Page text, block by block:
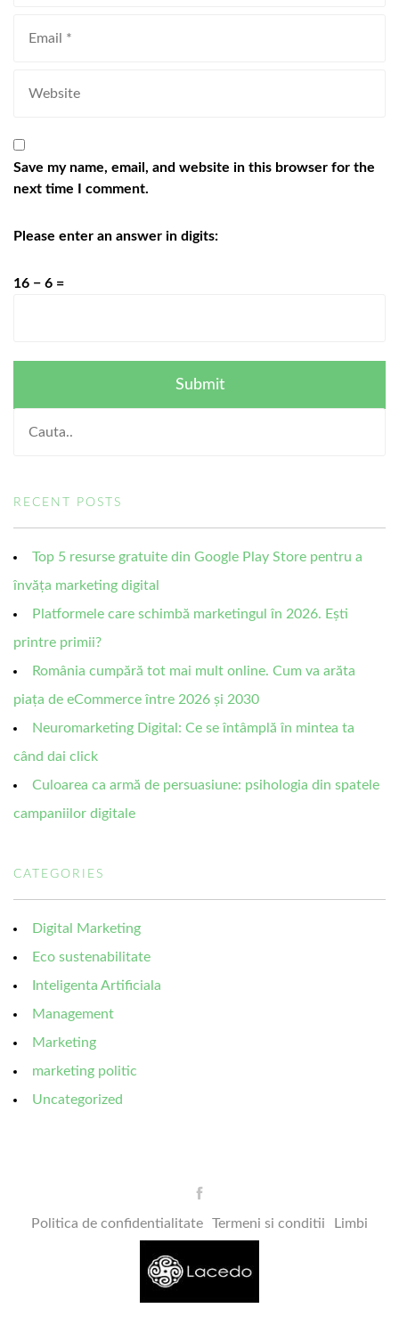
Save my name, email, and website in this browser for the
next time I comment.
Please enter an answer in digits:
16 − 6 =
RECENT POSTS
Top 5 resurse gratuite din Google Play Store pentru a
învăța marketing digital
Platformele care schimbă marketingul în 2026. Ești
printre primii?
România cumpără tot mai mult online. Cum va arăta
piața de eCommerce între 2026 și 2030
Neuromarketing Digital: Ce se întâmplă în mintea ta
când dai click
Culoarea ca armă de persuasiune: psihologia din spatele
campaniilor digitale
CATEGORIES
Digital Marketing
Eco sustenabilitate
Inteligenta Artificiala
Management
Marketing
marketing politic
Uncategorized
Politica de confidentialitate Termeni si conditii Limbi